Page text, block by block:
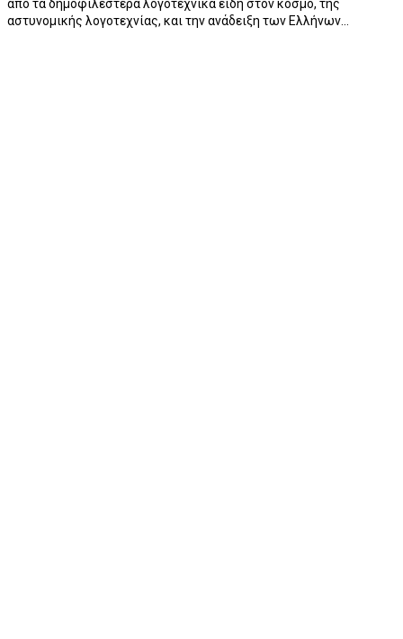
από τα δημοφιλέστερα λογοτεχνικά είδη στον κόσμο, της
αστυνομικής λογοτεχνίας, και την ανάδειξη των Ελλήνων...